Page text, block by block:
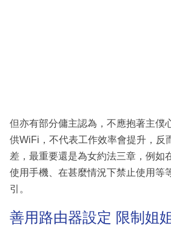
但亦有部分傭主認為，不應抱著主僕
供WiFi，不代表工作效率會提升，反
差，最重要還是為女約法三章，例如
使用手機、在甚麼情況下禁止使用等
引。
善用路由器設定 限制姐